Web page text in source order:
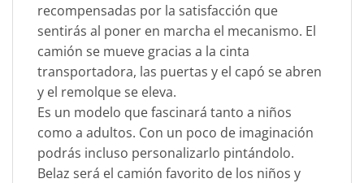
recompensadas por la satisfacción que
sentirás al poner en marcha el mecanismo. El
camión se mueve gracias a la cinta
transportadora, las puertas y el capó se abren
y el remolque se eleva.
Es un modelo que fascinará tanto a niños
como a adultos. Con un poco de imaginación
podrás incluso personalizarlo pintándolo.
Belaz será el camión favorito de los niños y